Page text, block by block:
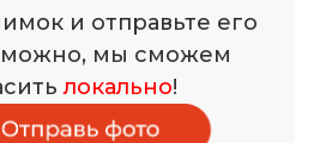
и отправьте его
мы сможем
локально!